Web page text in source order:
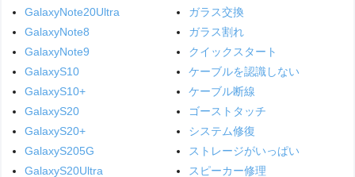
GalaxyNote20Ultra
GalaxyNote8
GalaxyNote9
GalaxyS10
GalaxyS10+
GalaxyS20
GalaxyS20+
GalaxyS205G
GalaxyS20Ultra
ガラス交換
ガラス割れ
クイックスタート
ケーブルを認識しない
ケーブル断線
ゴーストタッチ
システム修復
ストレージがいっぱい
スピーカー修理